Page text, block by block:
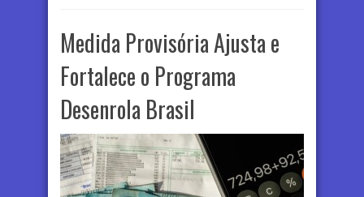
Medida Provisória Ajusta e
Fortalece o Programa
Desenrola Brasil